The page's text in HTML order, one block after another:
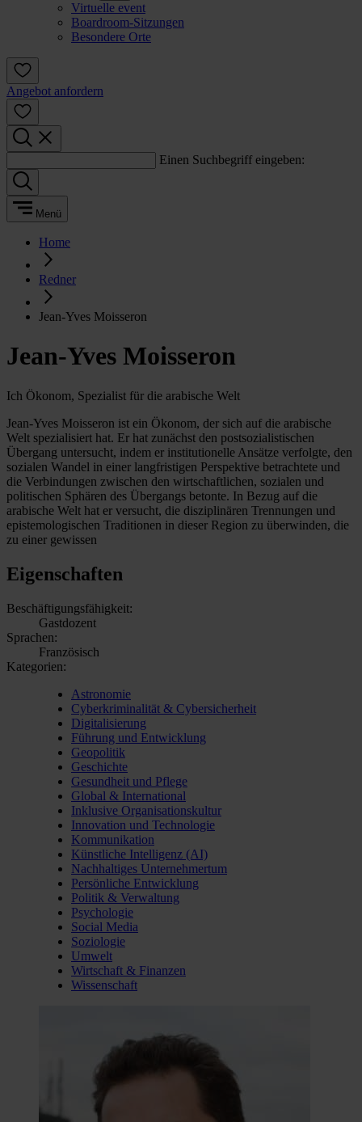
Virtuelle event
Boardroom-Sitzungen
Besondere Orte
Angebot anfordern
Einen Suchbegriff eingeben:
Menü
Home
Redner
Jean-Yves Moisseron
Jean-Yves Moisseron
Ich Ökonom, Spezialist für die arabische Welt
Jean-Yves Moisseron ist ein Ökonom, der sich auf die arabische
Welt spezialisiert hat. Er hat zunächst den postsozialistischen
Übergang untersucht, indem er institutionelle Ansätze verfolgte, den
sozialen Wandel in einer langfristigen Perspektive betrachtete und
die Verbindungen zwischen den wirtschaftlichen, sozialen und
politischen Sphären des Übergangs betonte. In Bezug auf die
arabische Welt hat er versucht, die disziplinären Trennungen und
epistemologischen Traditionen in dieser Region zu überwinden, die
zu einer gewissen
Eigenschaften
Beschäftigungsfähigkeit:
Gastdozent
Sprachen:
Französisch
Kategorien:
Astronomie
Cyberkriminalität & Cybersicherheit
Digitalisierung
Führung und Entwicklung
Geopolitik
Geschichte
Gesundheit und Pflege
Global & International
Inklusive Organisationskultur
Innovation und Technologie
Kommunikation
Künstliche Intelligenz (AI)
Nachhaltiges Unternehmertum
Persönliche Entwicklung
Politik & Verwaltung
Psychologie
Social Media
Soziologie
Umwelt
Wirtschaft & Finanzen
Wissenschaft